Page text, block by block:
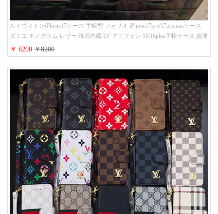
ルイヴィトンiPhone17ケース 手帳型 フォリオ iPhone17pro/17promaxケース
ダミエ モノグラム レザー 磁石内蔵 LV アイフォン 16/16plus手帳ケース 超薄
ビジネス風 メンズ レディース おしゃれ ブランドiphone15/14/13手帳型スマ
ホケース お 揃い
￥ 6200￥8200